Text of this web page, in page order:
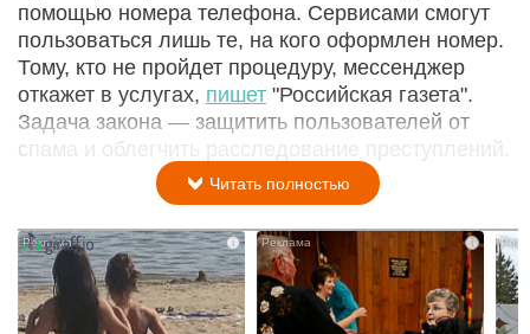
помощью номера телефона. Сервисами смогут
пользоваться лишь те, на кого оформлен номер.
Тому, кто не пройдет процедуру, мессенджер
откажет в услугах, пишет "Российская газета".
Задача закона — защитить пользователей от
спама и облегчить расследование преступлений.
Читать полностью
i